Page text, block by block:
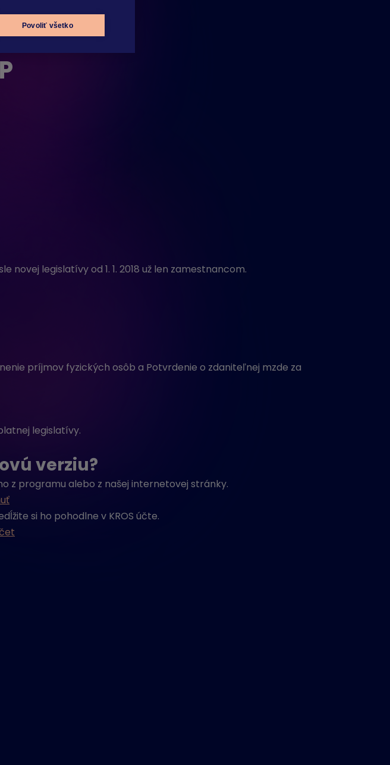
legislatívy od 1. 1. 2018 už len zamestnancom.
príjmov fyzických osôb a Potvrdenie o zdaniteľnej mzde za
legislatívy.
verziu?
z programu alebo z našej internetovej stránky.
si ho pohodlne v KROS účte.
Povoliť všetko